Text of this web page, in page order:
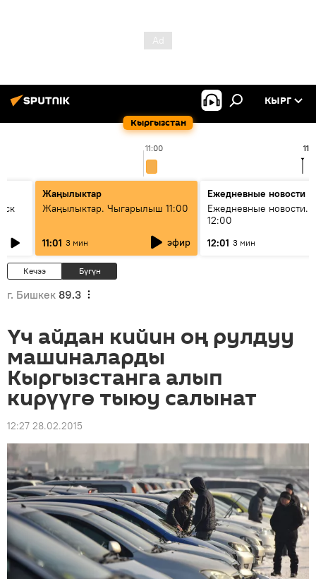
Кыргызстан
КЫРГ
11:00
Жаңылыктар
Жаңылыктар. Чыгарылыш 11:00
11:01 3 мин эфир
Ежедневные новости
Ежедневные новости.
12:00
12:01 3 мин
Кечээ Бүгүн
г. Бишкек 89.3
Үч айдан кийин оң рулдуу
машиналарды
Кыргызстанга алып
кирүүгө тыюу салынат
12:27 28.02.2015